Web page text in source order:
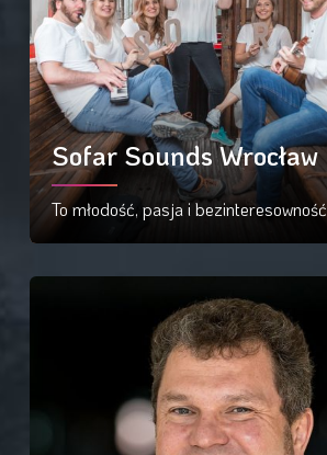
Sofar Sounds Wrocław
To młodość, pasja i bezinteresowność
Czytaj więcej